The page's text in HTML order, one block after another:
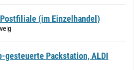
(im Einzelhandel)
gesteuerte Packstation, ALDI